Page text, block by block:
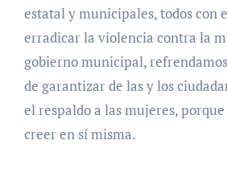
estatal y municipales, todos con
erradicar la violencia contra la
gobierno municipal,
de garantizar de las y los
el respaldo a las mujeres,
creer en sí misma.